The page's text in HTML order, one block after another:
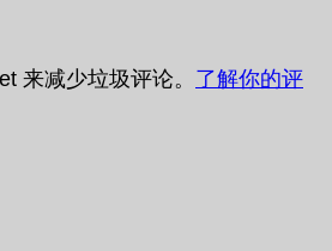
来减少垃圾评论。 了解你的评